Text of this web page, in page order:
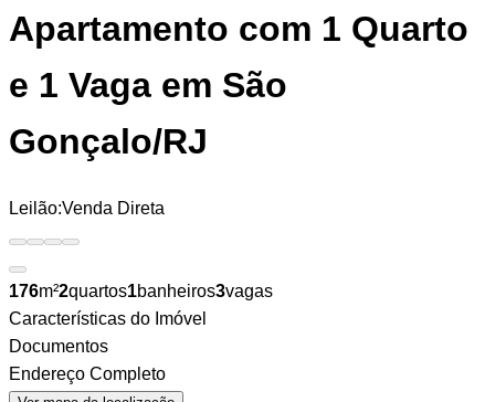
Apartamento com 1 Quarto
e 1 Vaga em São
Gonçalo/RJ
Leilão:Venda Direta
176m²2quartos1banheiros3vagas
Características do Imóvel
Documentos
Endereço Completo